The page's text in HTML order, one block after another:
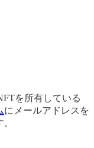
を所有している
にメールアドレスを